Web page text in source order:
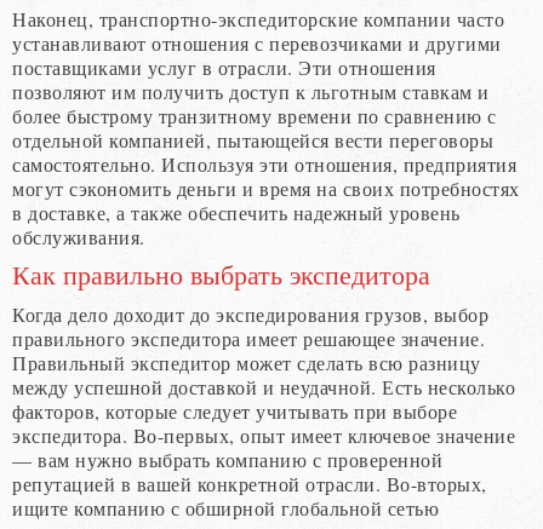
Наконец, транспортно-экспедиторские компании часто
устанавливают отношения с перевозчиками и другими
поставщиками услуг в отрасли. Эти отношения
позволяют им получить доступ к льготным ставкам и
более быстрому транзитному времени по сравнению с
отдельной компанией, пытающейся вести переговоры
самостоятельно. Используя эти отношения, предприятия
могут сэкономить деньги и время на своих потребностях
в доставке, а также обеспечить надежный уровень
обслуживания.
Как правильно выбрать экспедитора
Когда дело доходит до экспедирования грузов, выбор
правильного экспедитора имеет решающее значение.
Правильный экспедитор может сделать всю разницу
между успешной доставкой и неудачной. Есть несколько
факторов, которые следует учитывать при выборе
экспедитора. Во-первых, опыт имеет ключевое значение
— вам нужно выбрать компанию с проверенной
репутацией в вашей конкретной отрасли. Во-вторых,
ищите компанию с обширной глобальной сетью